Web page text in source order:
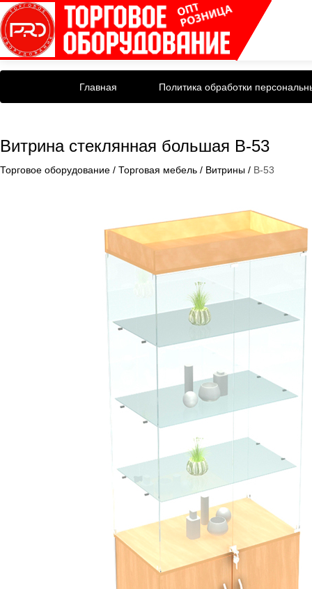
Главная Политика обработки
Витрина стеклянная большая В-53
Торговое оборудование / Торговая мебель / Витрины / В-53